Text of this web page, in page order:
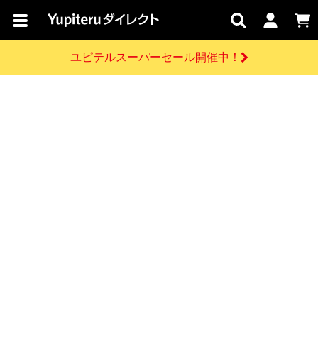
カテゴリで
キャン
ペーン
関連
サービス
お問い
合わせ
はじめての
開催中のキャンペーン
お買い物ガイド
ログインする
ユピテルスーパーセール開催中！